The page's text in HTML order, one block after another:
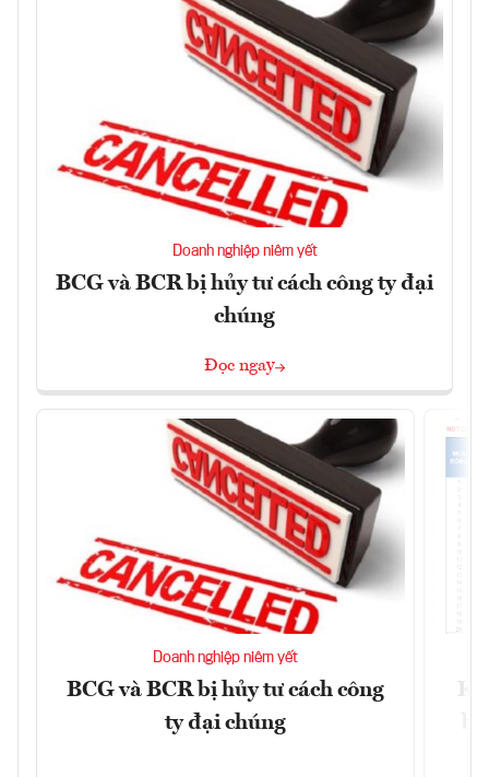
Doanh nghiệp niêm yết
BCG và BCR bị hủy tư cách công ty đại
chúng
Đọc ngay
Doanh nghiệp niêm yết
BCG và BCR bị hủy tư cách công
ty đại chúng